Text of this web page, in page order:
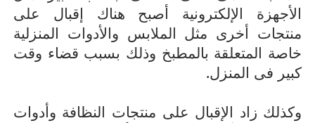
الأجهزة الإلكترونية أصبح هناك إقبال على
منتجات أخرى مثل الملابس والأدوات المنزلية
خاصة المتعلقة بالمطبخ وذلك بسبب قضاء وقت
كبير فى المنزل.
وكذلك زاد الإقبال على منتجات النظافة وأدوات